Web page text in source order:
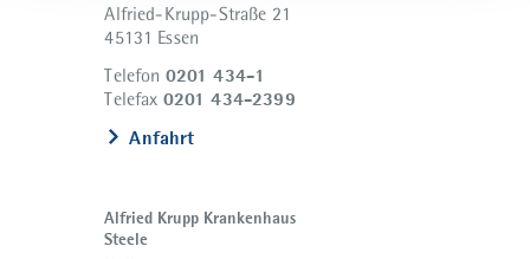
Alfried-Krupp-Straße 21
45131 Essen
Telefon 0201 434-1
Telefax 0201 434-2399
Anfahrt
Alfried Krupp Krankenhaus
Steele